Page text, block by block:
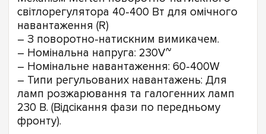
світлорегулятора 40-400 Вт для омічного
навантаження (R)
– З поворотно-натискним вимикачем.
– Номінальна напруга: 230V~
– Номінальне навантаження: 60-400W
– Типи регульованих навантажень: Для
ламп розжарювання та галогенних ламп
230 В. (Відсікання фази по передньому
фронту).